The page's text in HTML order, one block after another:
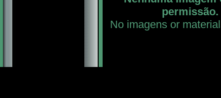
No imagens or